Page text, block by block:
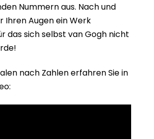
Nummern aus. Nach und
Ihren Augen ein Werk
das sich selbst van Gogh nicht
nach Zahlen erfahren Sie in